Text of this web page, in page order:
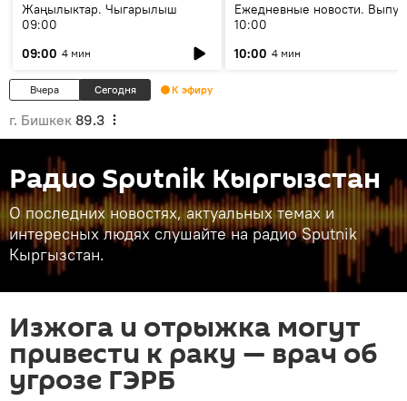
Жаңылыктар. Чыгарылыш
09:00
09:00 4 мин
Ежедневные новости.
10:00
10:00 4 мин
Вчера Сегодня К эфиру
г. Бишкек 89.3
Радио Sputnik Кыргызстан
О последних новостях, актуальных темах и
интересных людях слушайте на радио Sputnik
Кыргызстан.
Изжога и отрыжка могут
привести к раку — врач об
угрозе ГЭРБ